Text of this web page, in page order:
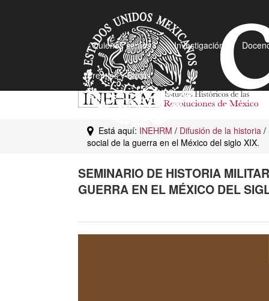
¿Quiénes somos? Investigación
Premios y Becas
Está aquí: INEHRM / Difusión de la historia /
social de la guerra en el México del siglo XIX.
SEMINARIO DE HISTORIA
GUERRA EN EL MÉXICO DEL